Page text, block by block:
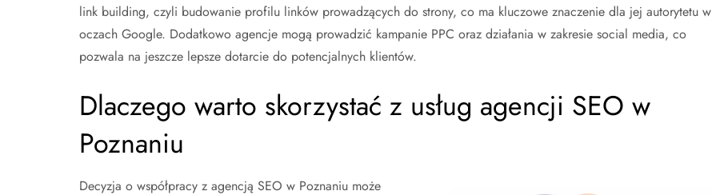
link building, czyli budowanie profilu linków prowadzących do strony, co ma kluczowe znaczenie dla jej autorytetu w
oczach Google. Dodatkowo agencje mogą prowadzić kampanie PPC oraz działania w zakresie social media, co
pozwala na jeszcze lepsze dotarcie do potencjalnych klientów.
Dlaczego warto skorzystać z usług agencji SEO w
Poznaniu
Decyzja o współpracy z agencją SEO w Poznaniu może